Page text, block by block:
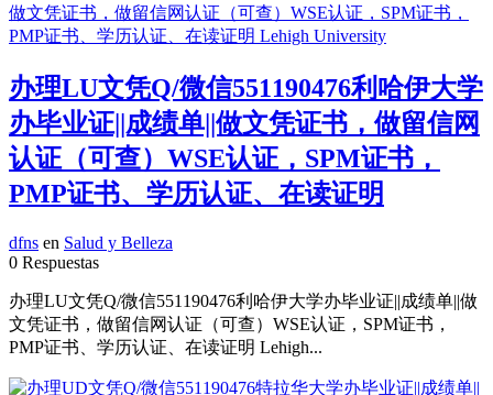
办理LU文凭Q/微信551190476利哈伊大学
办毕业证||成绩单||做文凭证书，做留信网
认证（可查）WSE认证，SPM证书，
PMP证书、学历认证、在读证明
dfns en Salud y Belleza
0 Respuestas
办理LU文凭Q/微信551190476利哈伊大学办毕业证||成绩单||做
文凭证书，做留信网认证（可查）WSE认证，SPM证书，
PMP证书、学历认证、在读证明 Lehigh...